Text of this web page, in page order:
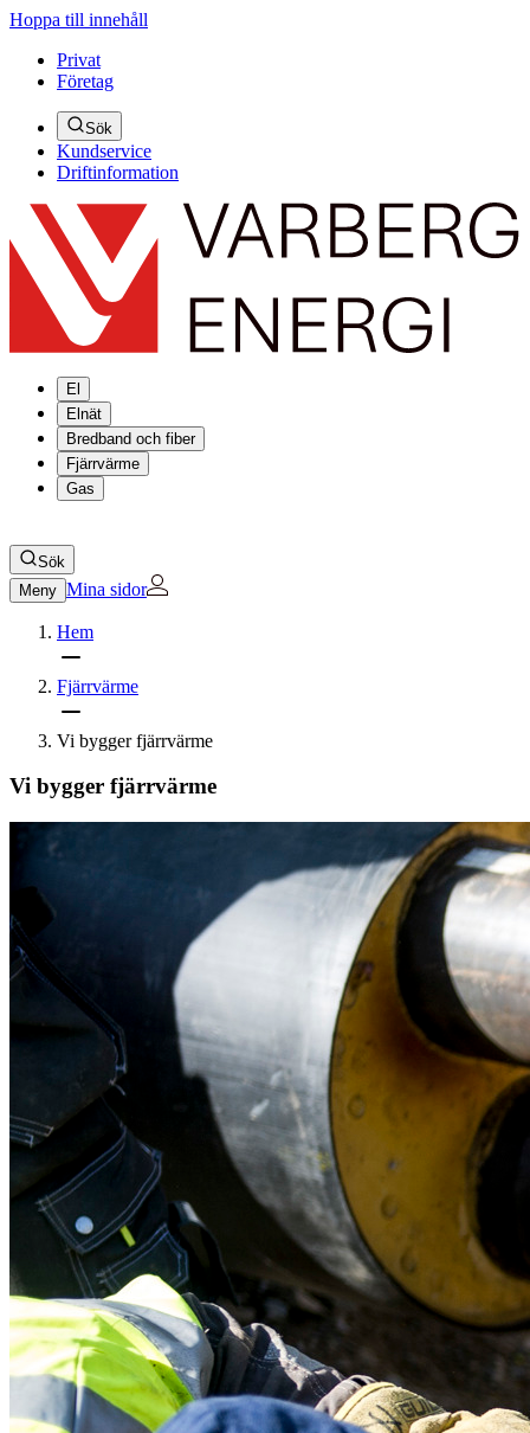
Hoppa till innehåll
Privat
Företag
Sök
Kundservice
Driftinformation
El
Elnät
Bredband och fiber
Fjärrvärme
Gas
Sök
Meny Mina sidor
Hem
Fjärrvärme
Vi bygger fjärrvärme
Vi bygger fjärrvärme